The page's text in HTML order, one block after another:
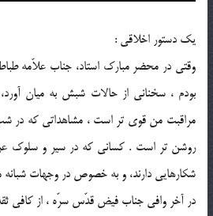
يك دستور اخلاقی :
وقتی در محضر مبارك استاد، جناب علاّمه
بودم ، سخنانی از حالات شبش به ميان
مراقبت من قوی تر است ، مشاهداتی كه در
روشن تر است . كسانی كه در سير و سلوك
شكارهايی دارند، و به خصوص در وجهات شبانه
در آخر وافی جناب فيض قدّس سرّه ، از كافی